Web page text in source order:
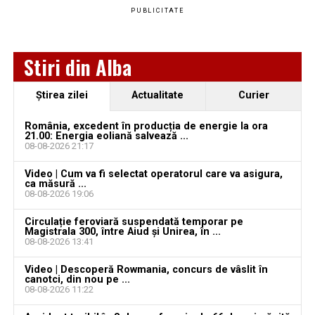
Peste 1,5 milioane de lei pentru aparatură medicală
la Spitalul Municipal Blaj. Ce echipamente vor fi
cumpărate
O nouă victorie pentru echipa din „Mica Romă”, în
meciurile de pregătire: CIL Blaj – Performanța Ighiu
Volei Alba Blaj debutează la Constanța în noul
sezon. Programul complet din Divizia A1 și Cupa
României
meciurile de pregătire: CIL Blaj – Performanța Ighiu
5-3 (2-0)
Volei Alba Blaj debutează la Constanța în noul
sezon. Programul complet din Divizia A1 și Cupa
României
PUBLICITATE
Stiri din Alba
Ştirea zilei Actualitate Curier
România, excedent în producția de energie la ora
21.00: Energia eoliană salvează ...
08-08-2026 21:17
Video | Cum va fi selectat operatorul care va asigura,
ca măsură ...
08-08-2026 19:06
Circulație feroviară suspendată temporar pe
Magistrala 300, între Aiud și Unirea, în ...
08-08-2026 13:41
Video | Descoperă Rowmania, concurs de vâslit în
canotci, din nou pe ...
08-08-2026 11:22